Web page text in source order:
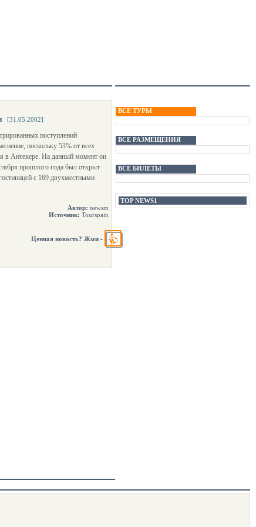
[31.05.2002]
поступлений
поскольку 53% от всех
в Антекере. На данный момент он
прошлого года был открыт
с 169 двухместными
Автор: newsm
Источник: Tourspain
Ценная новость? Жми -
ВСЕ ТУРЫ
ВСЕ РАЗМЕЩЕНИЯ
ВСЕ БИЛЕТЫ
TOP NEWS1